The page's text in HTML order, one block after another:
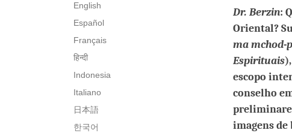
English
Español
Français
हिन्दी
Indonesia
Italiano
日本語
한국어
Dr. Berzin:
Oriental?
ma mchod-
Espirituais
escopo
conselho
imagens de